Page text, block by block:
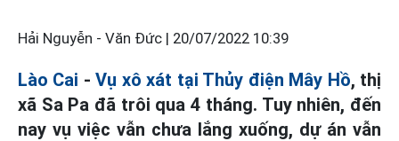
Hải Nguyễn - Văn Đức | 20/07/2022 10:39
Lào Cai -Vụ xô xát tại Thủy điện Mây Hồ, thị
xã Sa Pa đã trôi qua 4 tháng. Tuy nhiên, đến
nay vụ việc vẫn chưa lắng xuống, dự án vẫn